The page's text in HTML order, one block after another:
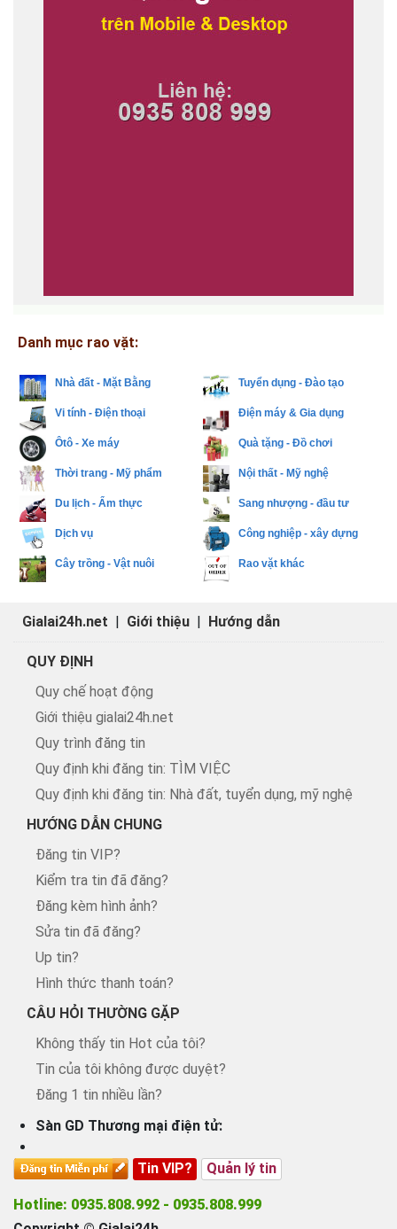
Danh mục rao vặt:
Nhà đất - Mặt Bằng Tuyển dụng - Đào tạo
Vi tính - Điện thoại Điện máy & Gia dụng
Ôtô - Xe máy Quà tặng - Đồ chơi
Thời trang - Mỹ phẩm Nội thất - Mỹ nghệ
Du lịch - Ẩm thực Sang nhượng - đầu tư
Dịch vụ Công nghiệp - xây dựng
Cây trồng - Vật nuôi Rao vặt khác
Gialai24h.net Giới thiệu Hướng dẫn
QUY ĐỊNH
Quy chế hoạt động
Giới thiệu gialai24h.net
Quy trình đăng tin
Quy định khi đăng tin: TÌM VIỆC
Quy định khi đăng tin: Nhà đất, tuyển dụng, mỹ nghệ
HƯỚNG DẪN CHUNG
Đăng tin VIP?
Kiểm tra tin đã đăng?
Đăng kèm hình ảnh?
Sửa tin đã đăng?
Up tin?
Hình thức thanh toán?
CÂU HỎI THƯỜNG GẶP
Không thấy tin Hot của tôi?
Tin của tôi không được duyệt?
Đăng 1 tin nhiều lần?
Sàn GD Thương mại điện tử:
Tin VIP? Quản lý tin
Hotline: 0935.808.992 - 0935.808.999